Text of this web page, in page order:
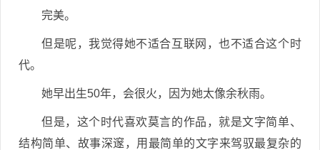
完美。
但是呢，我觉得她不适合互联网，也不适合这个时
代。
她早出生50年，会很火，因为她太像余秋雨。
但是，这个时代喜欢莫言的作品，就是文字简单、
结构简单、故事深邃，用最简单的文字来驾驭最复杂的